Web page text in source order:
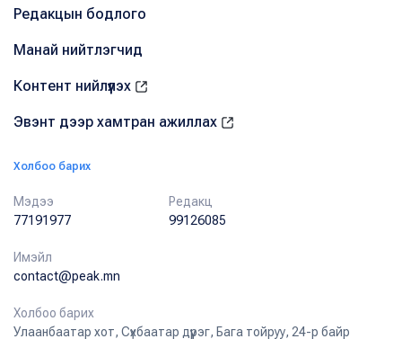
Редакцын бодлого
Манай нийтлэгчид
Контент нийлүүлэх
Эвэнт дээр хамтран ажиллах
Холбоо барих
Мэдээ
77191977
Редакц
99126085
Имэйл
contact@peak.mn
Холбоо барих
Улаанбаатар хот, Сүхбаатар дүүрэг, Бага тойруу, 24-р байр